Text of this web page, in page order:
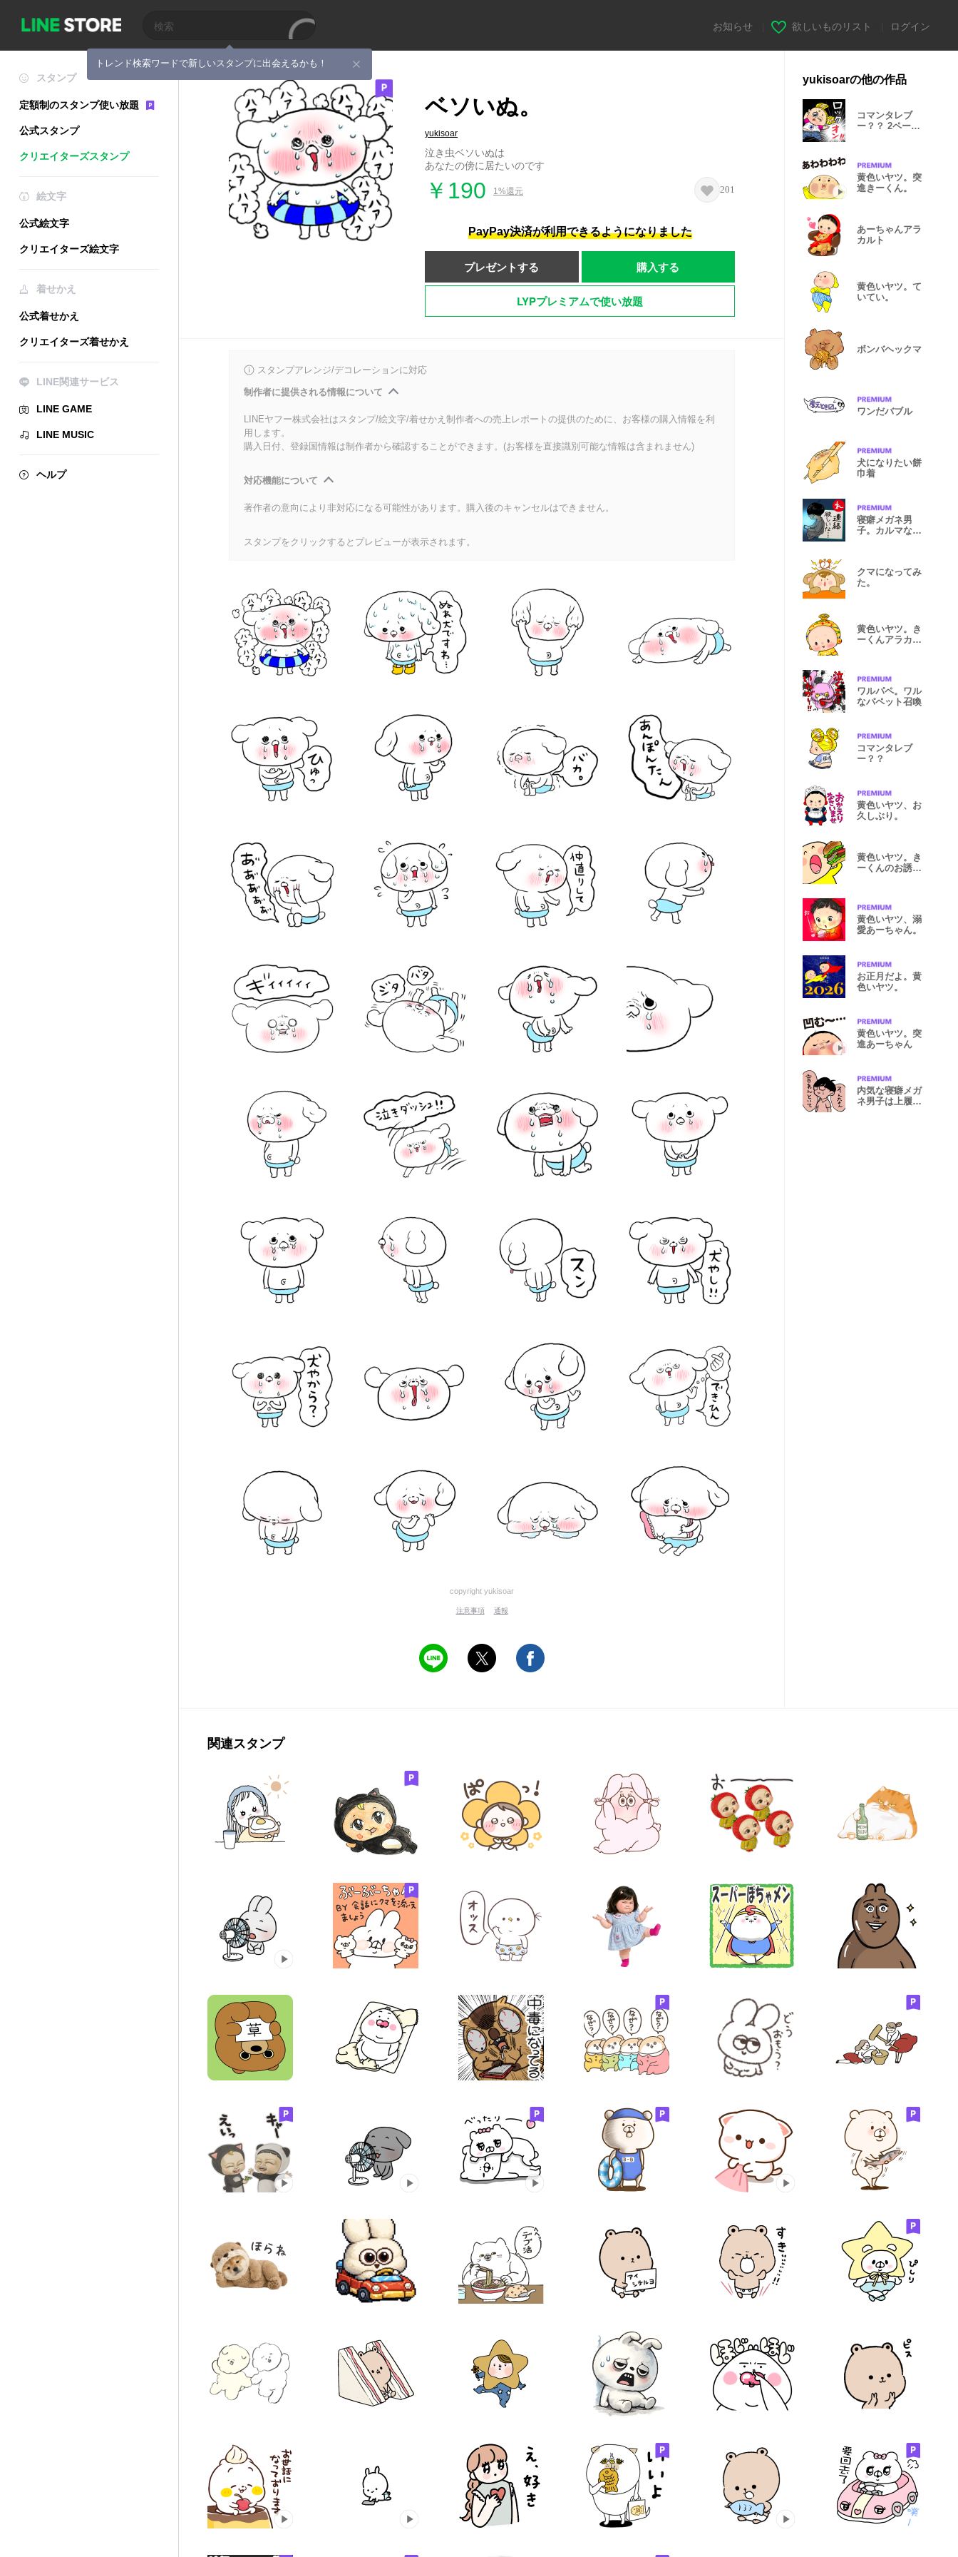
トレンド検索ワードで新しいスタンプに出会えるかも！
お知らせ 欲しいものリスト ログイン
スタンプ
定額制のスタンプ使い放題
公式スタンプ
クリエイターズスタンプ
絵文字
公式絵文字
クリエイターズ絵文字
着せかえ
公式着せかえ
クリエイターズ着せかえ
LINE関連サービス
LINE GAME
LINE MUSIC
ヘルプ
ベソいぬ。
yukisoar
泣き虫ベソいぬは
あなたの傍に居たいのです
￥190 1%還元 201
PayPay決済が利用できるようになりました
プレゼントする 購入する
LYPプレミアムで使い放題
スタンプアレンジ/デコレーションに対応
制作者に提供される情報について
LINEヤフー株式会社はスタンプ/絵文字/着せかえ制作者への売上レポートの提供のために、お客様の購入情報を利
用します。
購入日付、登録国情報は制作者から確認することができます。(お客様を直接識別可能な情報は含まれません)
対応機能について
著作者の意向により非対応になる可能性があります。購入後のキャンセルはできません。
スタンプをクリックするとプレビューが表示されます。
copyright yukisoar
注意事項 通報
yukisoarの他の作品
コマンタレブ
ー？？ 2ページ
黄色いヤツ。突
進きーくん。
あーちゃんアラ
カルト
黄色いヤツ。て
いてい。
ボンバヘックマ
ワンだバブル
犬になりたい餅
巾着
寝癖メガネ男
子。カルマなカ
クマになってみ
た。
黄色いヤツ。き
ーくんアラカル
ワルパペ。ワル
なパペット召喚
コマンタレブ
ー？？
黄色いヤツ、お
久しぶり。
黄色いヤツ。き
ーくんのお誘
黄色いヤツ、溺
愛あーちゃん。
お正月だよ。黄
色いヤツ。
黄色いヤツ。突
進あーちゃん
内気な寝癖メガ
ネ男子は上履貴
関連スタンプ